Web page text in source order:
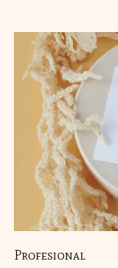
Profesional